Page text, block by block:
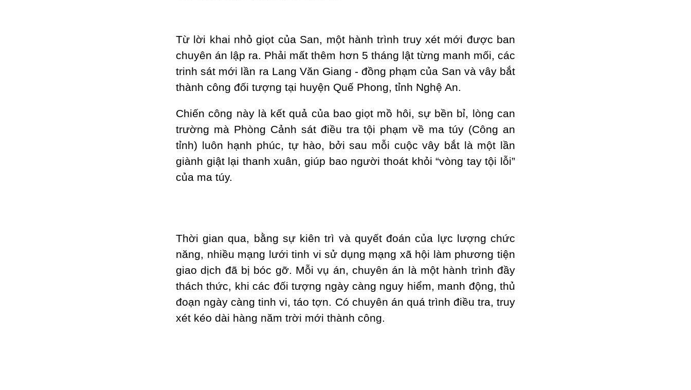
Từ lời khai nhỏ giọt của San, một hành trình truy xét mới được ban
chuyên án lập ra. Phải mất thêm hơn 5 tháng lật từng manh mối, các
trinh sát mới lần ra Lang Văn Giang - đồng phạm của San và vây bắt
thành công đối tượng tại huyện Quế Phong, tỉnh Nghệ An.
Chiến công này là kết quả của bao giọt mồ hôi, sự bền bỉ, lòng can
trường mà Phòng Cảnh sát điều tra tội phạm về ma túy (Công an
tỉnh) luôn hạnh phúc, tự hào, bởi sau mỗi cuộc vây bắt là một lần
giành giật lại thanh xuân, giúp bao người thoát khỏi “vòng tay tội lỗi”
của ma túy.
Thời gian qua, bằng sự kiên trì và quyết đoán của lực lượng chức
năng, nhiều mạng lưới tinh vi sử dụng mạng xã hội làm phương tiện
giao dịch đã bị bóc gỡ. Mỗi vụ án, chuyên án là một hành trình đầy
thách thức, khi các đối tượng ngày càng nguy hiểm, manh động, thủ
đoạn ngày càng tinh vi, táo tợn. Có chuyên án quá trình điều tra, truy
xét kéo dài hàng năm trời mới thành công.